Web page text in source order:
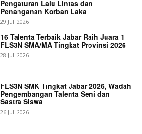
Pengaturan Lalu Lintas dan
Penanganan Korban Laka
29 Juli 2026
16 Talenta Terbaik Jabar Raih Juara 1
FLS3N SMA/MA Tingkat Provinsi 2026
28 Juli 2026
FLS3N SMK Tingkat Jabar 2026, Wadah
Pengembangan Talenta Seni dan
Sastra Siswa
26 Juli 2026